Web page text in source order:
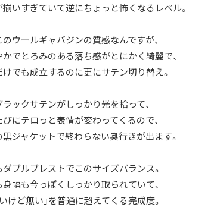
いすぎていて逆にちょっと怖くなるレベル。
のウールギャバジンの質感なんですが、
かでとろみのある落ち感がとにかく綺麗で、
けでも成立するのに更にサテン切り替え。
ックサテンがしっかり光を拾って、
にテロっと表情が変わってくるので、
黒ジャケットで終わらない奥行きが出ます。
ダブルブレストでこのサイズバランス。
幅も今っぽくしっかり取られていて、
けど無い」を普通に超えてくる完成度。